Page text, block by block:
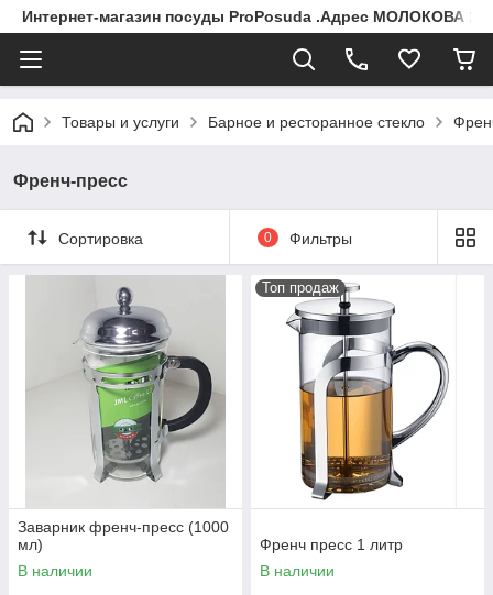
Интернет-магазин посуды ProPosuda .Адрес МОЛОКОВА
Товары и услуги Барное и ресторанное стекло
Френч-пресс
Сортировка 0 Фильтры
Заварник френч-пресс (1000
мл)
В наличии
Топ продаж
Френч пресс 1 литр
В наличии